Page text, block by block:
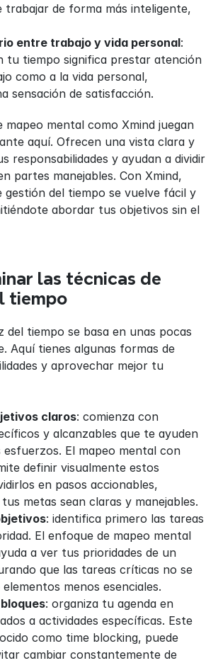
trabajar de forma más inteligente,
entre trabajo y vida personal:
tu tiempo significa prestar atención
como a la vida personal,
sensación de satisfacción.
mapeo mental como Xmind juegan
aquí. Ofrecen una vista clara y
responsabilidades y ayudan a dividir
partes manejables. Con Xmind,
gestión del tiempo se vuelve fácil y
abordar tus objetivos sin el
las técnicas de
tiempo
del tiempo se basa en unas pocas
Aquí tienes algunas formas de
y aprovechar mejor tu
claros: comienza con
y alcanzables que te ayuden
El mapeo mental con
definir visualmente estos
en pasos accionables,
metas sean claras y manejables.
: identifica primero las tareas
El enfoque de mapeo mental
a ver tus prioridades de un
que las tareas críticas no se
menos esenciales.
: organiza tu agenda en
a actividades específicas. Este
como time blocking, puede
cambiar constantemente de